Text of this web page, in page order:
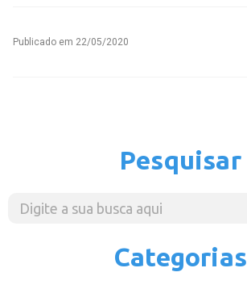
Publicado em 22/05/2020
Pesquisar
Categorias